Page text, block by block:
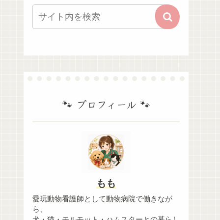
🐾 プロフィール 🐾
もも
愛玩動物看護師として動物病院で働きなが
ら、